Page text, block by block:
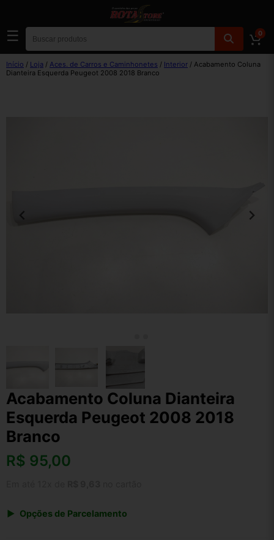
☰ 0
Início / Loja / Aces. de Carros e Caminhonetes / Interior / Acabamento Coluna
Dianteira Esquerda Peugeot 2008 2018 Branco
Acabamento Coluna Dianteira
Esquerda Peugeot 2008 2018
Branco
R$ 95,00
Opções de Parcelamento